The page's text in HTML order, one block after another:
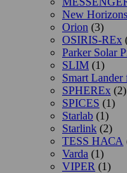
New Horizons
Orion (3)
OSIRIS-REx
Parker Solar
SLIM (1)
Smart
SPHEREx (2)
SPICES (1)
Starlab (1)
Starlink (2)
TESS НАСА
Varda (1)
VIPER (1)